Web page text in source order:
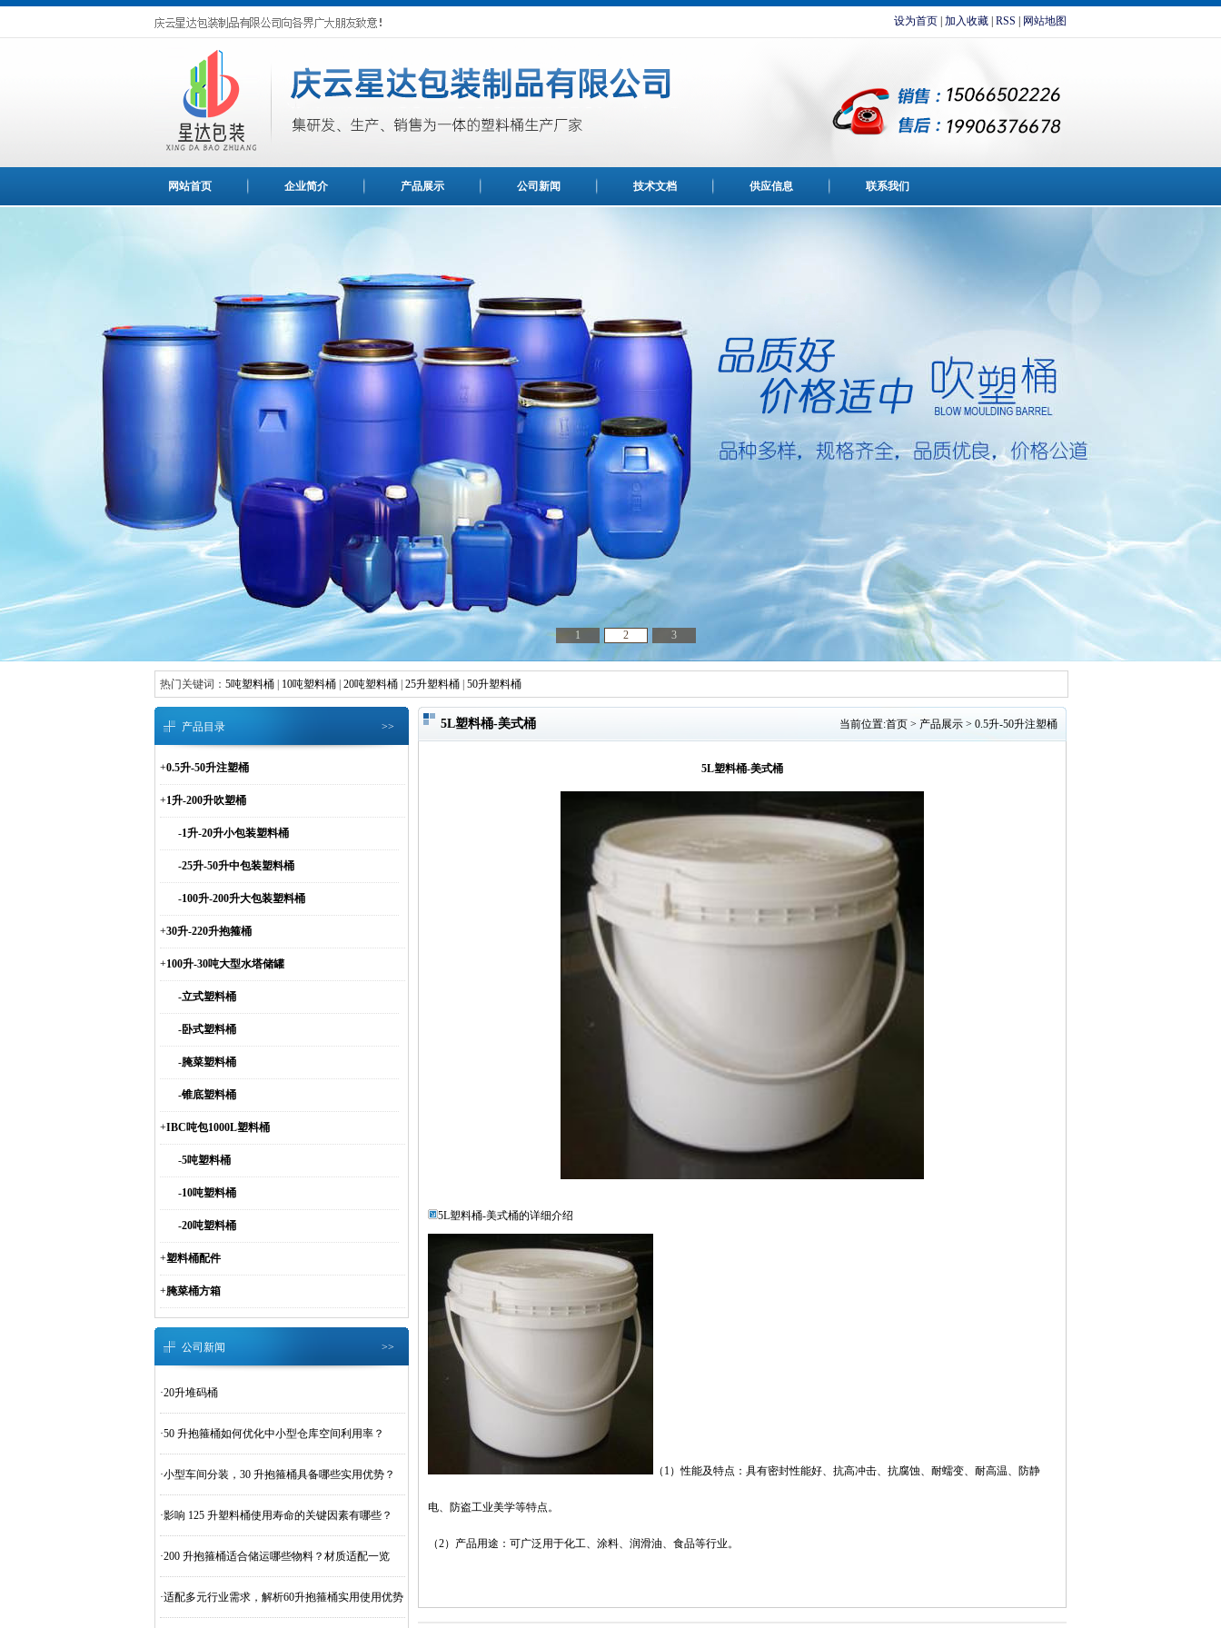
设为首页 加入收藏 RSS 网站地图
网站首页 企业简介 产品展示 公司新闻 技术文档 供应信息 联系我们
1 2 3
热门关键词： 5吨塑料桶 10吨塑料桶 20吨塑料桶 25升塑料桶 50升塑料桶
产品目录 >>
+0.5升-50升注塑桶
+1升-200升吹塑桶
-1升-20升小包装塑料桶
-25升-50升中包装塑料桶
-100升-200升大包装塑料桶
+30升-220升抱箍桶
+100升-30吨大型水塔储罐
-立式塑料桶
-卧式塑料桶
-腌菜塑料桶
-锥底塑料桶
+IBC吨包1000L塑料桶
-5吨塑料桶
-10吨塑料桶
-20吨塑料桶
+塑料桶配件
+腌菜桶方箱
公司新闻 >>
·20升堆码桶
·50 升抱箍桶如何优化中小型仓库空间利用率？
·小型车间分装，30 升抱箍桶具备哪些实用优势？
·影响 125 升塑料桶使用寿命的关键因素有哪些？
·200 升抱箍桶适合储运哪些物料？材质适配一览
·适配多元行业需求，解析60升抱箍桶实用使用优势
当前位置:首页 > 产品展示 > 0.5升-50升注塑桶
5L塑料桶-美式桶
5L塑料桶-美式桶
5L塑料桶-美式桶的详细介绍
（1）性能及特点：具有密封性能好、抗高冲击、抗腐蚀、耐蠕变、耐高温、防静
电、防盗工业美学等特点。
（2）产品用途：可广泛用于化工、涂料、润滑油、食品等行业。